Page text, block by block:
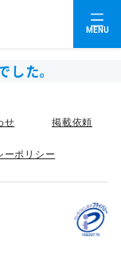
MENU
た。
せ 掲載依頼
ーポリシー